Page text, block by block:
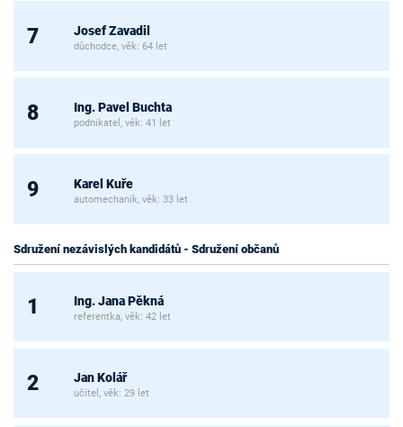
7 Josef Zavadil
důchodce, věk: 64 let
8 Ing. Pavel Buchta
podnikatel, věk: 41 let
9 Karel Kuře
automechanik, věk: 33 let
Sdružení nezávislých kandidátů - Sdružení občanů
1 Ing. Jana Pěkná
referentka, věk: 42 let
2 Jan Kolář
učitel, věk: 29 let